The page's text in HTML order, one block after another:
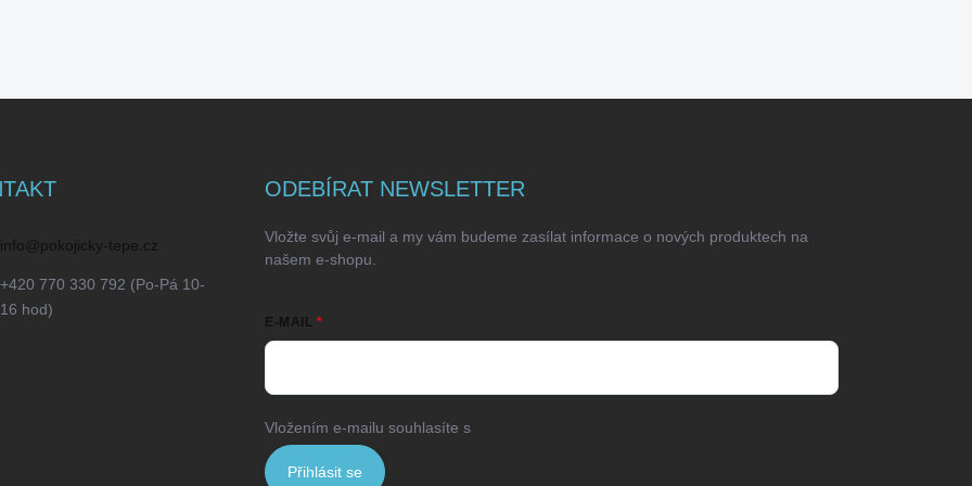
info @pokojicky-tepe.cz
+420 770 330 792 (Po-Pá 10-
16 hod)
ODEBÍRAT NEWSLETTER
Vložte svůj e-mail a my vám budeme zasílat informace o nových produktech na
našem e-shopu.
E-MAIL
Vložením e-mailu souhlasíte s
Přihlásit se